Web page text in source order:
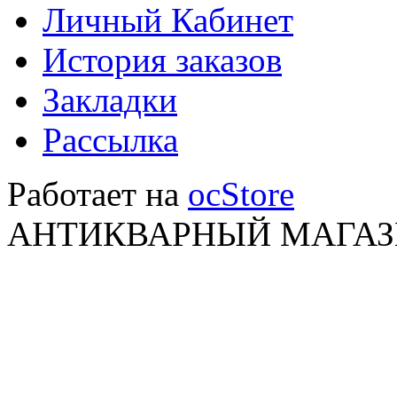
Личный Кабинет
История заказов
Закладки
Рассылка
Работает на ocStore
АНТИКВАРНЫЙ